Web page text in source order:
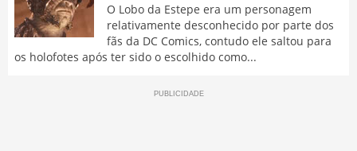
O Lobo da Estepe era um personagem
relativamente desconhecido por parte dos
fãs da DC Comics, contudo ele saltou para
os holofotes após ter sido o escolhido como...